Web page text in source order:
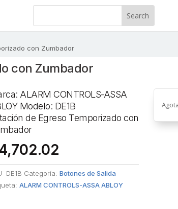
con Zumbador
con Zumbador
ALARM CONTROLS-ASSA
Modelo: DE1B
de Egreso Temporizado con
DE1B Categoría: Botones de Salida
ALARM CONTROLS-ASSA ABLOY